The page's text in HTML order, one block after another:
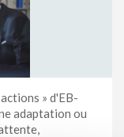
» d'EB-
adaptation ou